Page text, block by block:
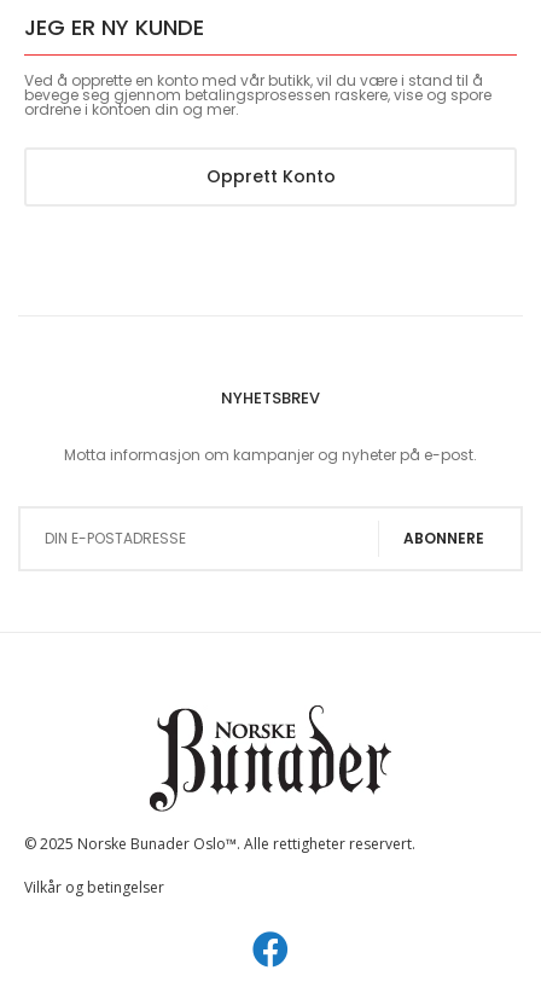
JEG ER NY KUNDE
Ved å opprette en konto med vår butikk, vil du være i stand til å
bevege seg gjennom betalingsprosessen raskere, vise og spore
ordrene i kontoen din og mer.
Opprett Konto
NYHETSBREV
Motta informasjon om kampanjer og nyheter på e-post.
ABONNERE
© 2025 Norske Bunader Oslo™. Alle rettigheter reservert.
Vilkår og betingelser